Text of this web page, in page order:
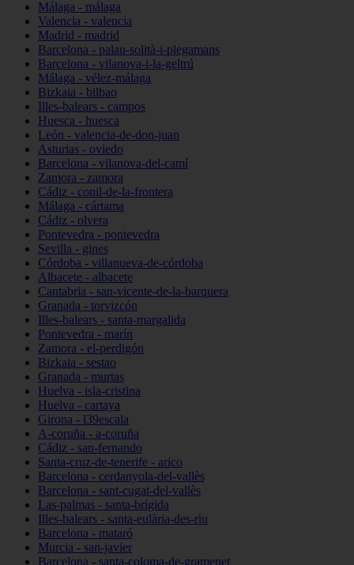
Málaga - málaga
Valencia - valencia
Madrid - madrid
Barcelona - palau-solità-i-plegamans
Barcelona - vilanova-i-la-geltrú
Málaga - vélez-málaga
Bizkaia - bilbao
Illes-balears - campos
Huesca - huesca
León - valencia-de-don-juan
Asturias - oviedo
Barcelona - vilanova-del-camí
Zamora - zamora
Cádiz - conil-de-la-frontera
Málaga - cártama
Cádiz - olvera
Pontevedra - pontevedra
Sevilla - gines
Córdoba - villanueva-de-córdoba
Albacete - albacete
Cantabria - san-vicente-de-la-barquera
Granada - torvizcón
Illes-balears - santa-margalida
Pontevedra - marín
Zamora - el-perdigón
Bizkaia - sestao
Granada - murtas
Huelva - isla-cristina
Huelva - cartaya
Girona - l39escala
A-coruña - a-coruña
Cádiz - san-fernando
Santa-cruz-de-tenerife - arico
Barcelona - cerdanyola-del-vallès
Barcelona - sant-cugat-del-vallès
Las-palmas - santa-brígida
Illes-balears - santa-eulària-des-riu
Barcelona - mataró
Murcia - san-javier
Barcelona - santa-coloma-de-gramenet